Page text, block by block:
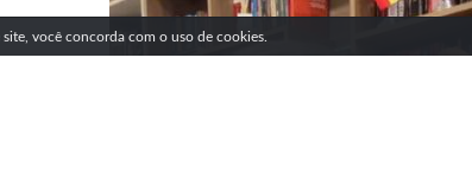
você concorda com o uso de cookies.